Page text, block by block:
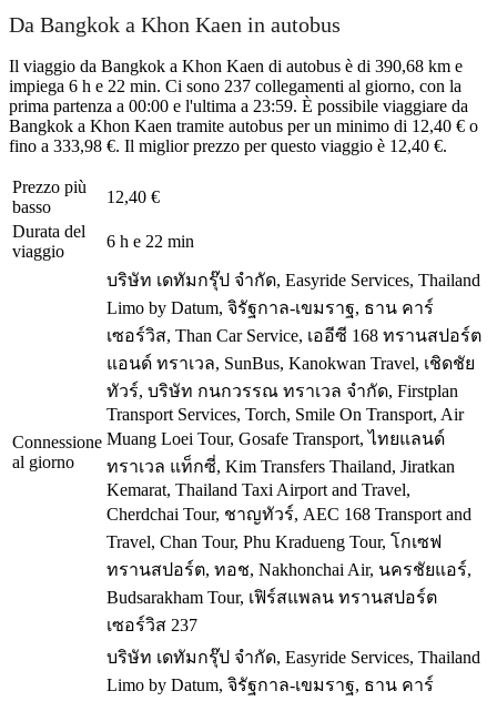
Da Bangkok a Khon Kaen in autobus
Il viaggio da Bangkok a Khon Kaen di autobus è di 390,68 km e
impiega 6 h e 22 min. Ci sono 237 collegamenti al giorno, con la
prima partenza a 00:00 e l'ultima a 23:59. È possibile viaggiare da
Bangkok a Khon Kaen tramite autobus per un minimo di 12,40 € o
fino a 333,98 €. Il miglior prezzo per questo viaggio è 12,40 €.
Prezzo più
basso
12,40 €
Durata del
viaggio
6 h e 22 min
Connessione
al giorno
บริษัท เดทัมกรุ๊ป จำกัด, Easyride Services, Thailand
Limo by Datum, จิรัฐกาล-เขมราฐ, ธาน คาร์
เซอร์วิส, Than Car Service, เออีซี 168 ทรานสปอร์ต
แอนด์ ทราเวล, SunBus, Kanokwan Travel, เชิดชัย
ทัวร์, บริษัท กนกวรรณ ทราเวล จำกัด, Firstplan
Transport Services, Torch, Smile On Transport, Air
Muang Loei Tour, Gosafe Transport, ไทยแลนด์
ทราเวล แท็กซี่, Kim Transfers Thailand, Jiratkan
Kemarat, Thailand Taxi Airport and Travel,
Cherdchai Tour, ชาญทัวร์, AEC 168 Transport and
Travel, Chan Tour, Phu Kradueng Tour, โกเซฟ
ทรานสปอร์ต, ทอช, Nakhonchai Air, นครชัยแอร์,
Budsarakham Tour, เฟิร์สแพลน ทรานสปอร์ต
เซอร์วิส 237
บริษัท เดทัมกรุ๊ป จำกัด, Easyride Services, Thailand
Limo by Datum, จิรัฐกาล-เขมราฐ, ธาน คาร์